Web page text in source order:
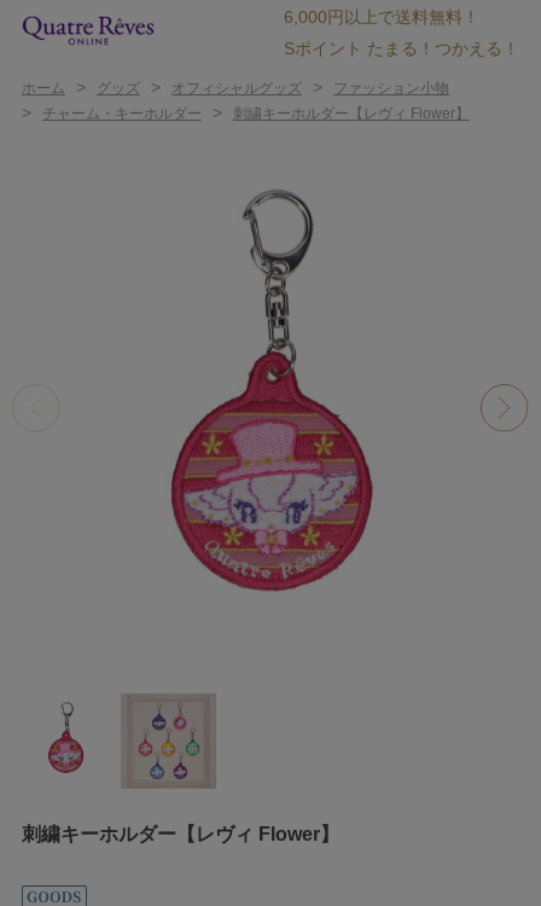
6,000円以上で送料無料！
Sポイント たまる！つかえる！
ホーム > グッズ > オフィシャルグッズ > ファッション小物
> チャーム・キーホルダー > 刺繍キーホルダー【レヴィ Flower】
刺繍キーホルダー【レヴィ Flower】